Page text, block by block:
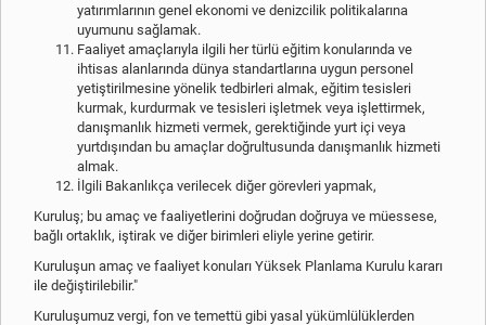
yatırımlarının genel ekonomi ve denizcilik politikalarına
uyumunu sağlamak.
Faaliyet amaçlarıyla ilgili her türlü eğitim konularında ve
ihtisas alanlarında dünya standartlarına uygun personel
yetiştirilmesine yönelik tedbirleri almak, eğitim tesisleri
kurmak, kurdurmak ve tesisleri işletmek veya işlettirmek,
danışmanlık hizmeti vermek, gerektiğinde yurt içi veya
yurtdışından bu amaçlar doğrultusunda danışmanlık hizmeti
almak.
İlgili Bakanlıkça verilecek diğer görevleri yapmak,
Kuruluş; bu amaç ve faaliyetlerini doğrudan doğruya ve müessese,
bağlı ortaklık, iştirak ve diğer birimleri eliyle yerine getirir.
Kuruluşun amaç ve faaliyet konuları Yüksek Planlama Kurulu kararı
ile değiştirilebilir."
Kuruluşumuz vergi, fon ve temettü gibi yasal yükümlülüklerden